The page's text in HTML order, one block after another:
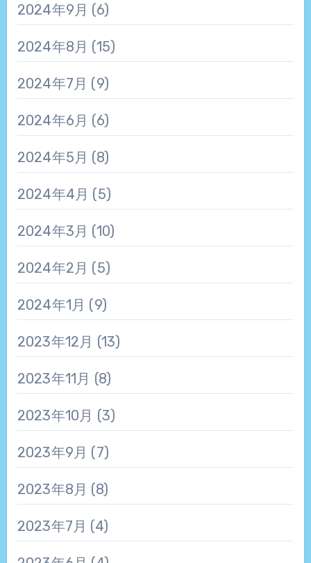
2024年9月 (6)
2024年8月 (15)
2024年7月 (9)
2024年6月 (6)
2024年5月 (8)
2024年4月 (5)
2024年3月 (10)
2024年2月 (5)
2024年1月 (9)
2023年12月 (13)
2023年11月 (8)
2023年10月 (3)
2023年9月 (7)
2023年8月 (8)
2023年7月 (4)